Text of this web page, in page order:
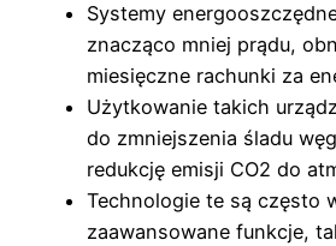
Systemy
znacząco mniej prądu,
miesięczne rachunki za
Użytkowanie takich
do zmniejszenia śladu
redukcję emisji CO2 do
Technologie te są często
zaawansowane funkcje,